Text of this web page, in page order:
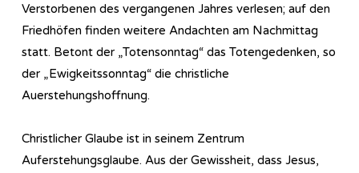
Verstorbenen des vergangenen Jahres verlesen; auf den
Friedhöfen finden weitere Andachten am Nachmittag
statt. Betont der „Totensonntag“ das Totengedenken, so
der „Ewigkeitssonntag“ die christliche
Auerstehungshoffnung.
Christlicher Glaube ist in seinem Zentrum
Auferstehungsglaube. Aus der Gewissheit, dass Jesus,